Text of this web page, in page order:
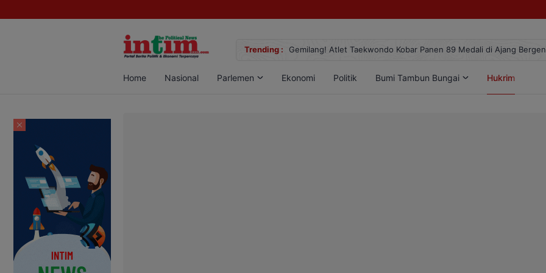
Trending :
Sabu di Pangkalan Bun, Dua Pelaku Diamankan Gemilang! Atlet Taekwondo Kobar Panen 89 Medali di Ajang
Home Nasional Parlemen Ekonomi Politik Bumi Tambun Bungai Hukrim